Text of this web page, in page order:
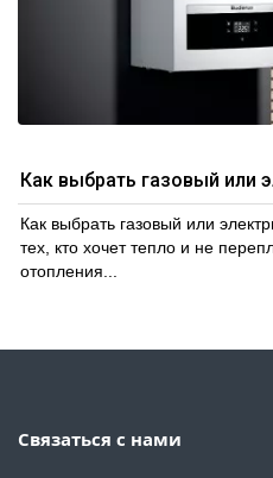
Как выбрать газовый или
Как выбрать газовый или
тех, кто хочет тепло и не
отопления...
Связаться с нами